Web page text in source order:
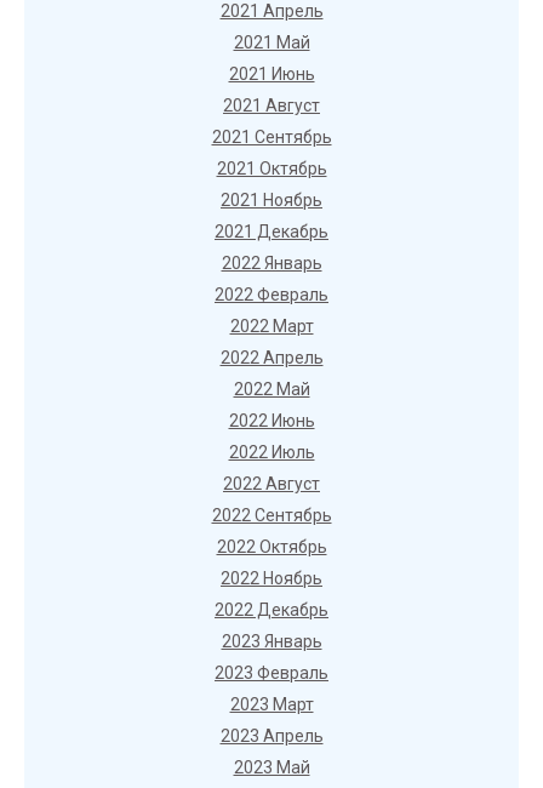
2021 Апрель
2021 Май
2021 Июнь
2021 Август
2021 Сентябрь
2021 Октябрь
2021 Ноябрь
2021 Декабрь
2022 Январь
2022 Февраль
2022 Март
2022 Апрель
2022 Май
2022 Июнь
2022 Июль
2022 Август
2022 Сентябрь
2022 Октябрь
2022 Ноябрь
2022 Декабрь
2023 Январь
2023 Февраль
2023 Март
2023 Апрель
2023 Май